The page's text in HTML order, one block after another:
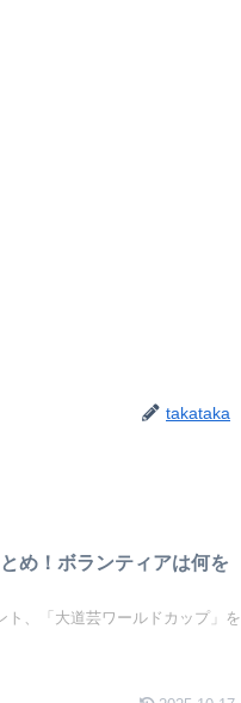
takataka
め！ボランティアは何を
、「大道芸ワールドカップ」を